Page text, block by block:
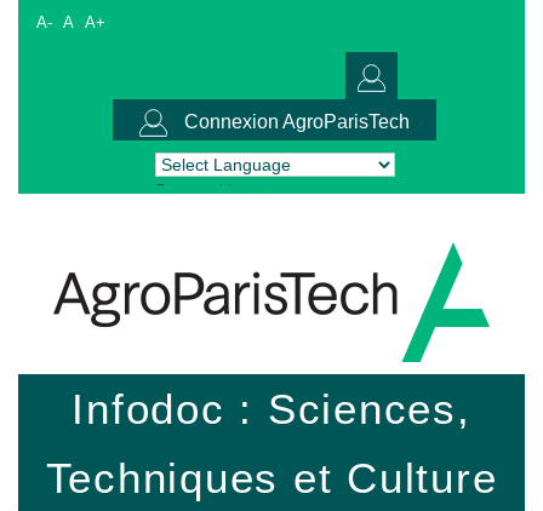
A- A A+
Connexion AgroParisTech
Powered by Translate
Infodoc : Sciences,
Techniques et Culture